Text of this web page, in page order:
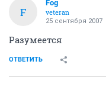
F
Fоg
veteran
25 сентября 2007
Разумеется
ОТВЕТИТЬ